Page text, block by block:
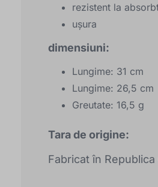
rezistent la
uşura
dimensiuni:
Lungime: 31 cm
Lungime: 26,5 cm
Greutate: 16,5 g
Tara de origine:
Fabricat în Republica